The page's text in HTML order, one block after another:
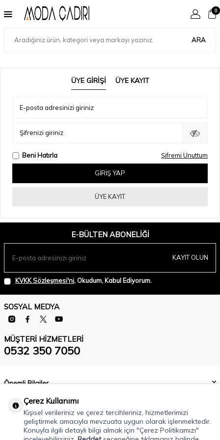
ARA
0
ÜYE GIRIŞI ÜYE KAYIT
E-posta adresinizi giriniz
Şifrenizi giriniz
Beni Hatırla Şifremi Unuttum
GIRIŞ YAP
ÜYE KAYIT
E-BÜLTEN ABONELIĞI
KAYIT OLUN
KVKK Sözleşmesi'ni, Okudum, Kabul Ediyorum.
SOSYAL MEDYA
MÜŞTERI HIZMETLERI
0532 350 7050
Önemli Bilgiler
Kategoriler
Hızlı Erişim
Çerez Kullanımı
Kişisel verileriniz ve çerez tercihleriniz, hizmetlerimizi
geliştirmek amacıyla mevzuata uygun olarak işlenmektedir.
Konuyla ilgili detaylı bilgi almak için "Çerez Politikamızı"